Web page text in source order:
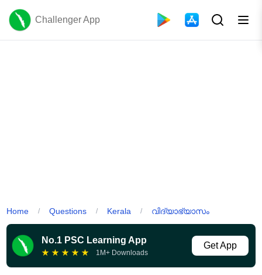
Challenger App
Home / Questions / Kerala / വിദ്യാഭ്യാസം
No.1 PSC Learning App
★ ★ ★ ★ ★ 1M+ Downloads
Get App